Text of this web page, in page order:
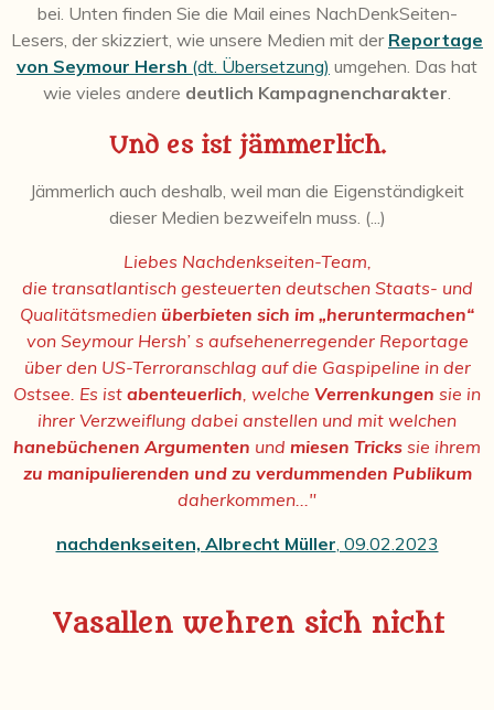
bei. Unten finden Sie die Mail eines NachDenkSeiten-
Lesers, der skizziert, wie unsere Medien mit der Reportage
von Seymour Hersh (dt. Übersetzung) umgehen. Das hat
wie vieles andere deutlich Kampagnencharakter
Und es ist jämmerlich.
Jämmerlich auch deshalb, weil man die Eigenständigkeit
dieser Medien bezweifeln muss. (...)
Liebes Nachdenkseiten-Team,
die transatlantisch gesteuerten deutschen Staats- und
Qualitätsmedien überbieten sich im „heruntermachen“
von Seymour Hersh’ s aufsehenerregender Reportage
über den US-Terroranschlag auf die Gaspipeline in der
Ostsee. Es ist abenteuerlich , welche Verrenkungen sie in
ihrer Verzweiflung dabei anstellen und mit welchen
hanebüchenen Argumenten und miesen Tricks sie ihrem
zu manipulierenden und zu verdummenden Publikum
daherkommen..."
nachdenkseiten, Albrecht Müller , 09.02.2023
Vasallen wehren sich nicht